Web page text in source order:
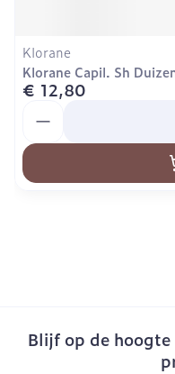
Klorane
Klorane Capil. Sh
€ 12,80
Blijf op de